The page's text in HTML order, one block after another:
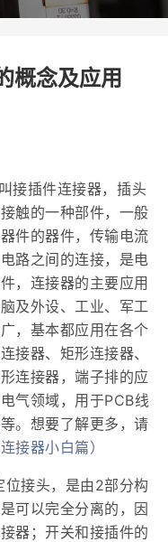
概念及应用
接插件连接器，插头
触的一种部件，一般
件的器件，传输电流
路之间的连接，是电
，连接器的主要应用
及外设、工业、军工
，基本都应用在各个
接器、矩形连接器、
连接器，端子排的应
气领域，用于PCB线
。想要了解更多，请
接器小白篇）
接头，是由2部分构
可以完全分离的，因
器；开关和接插件的